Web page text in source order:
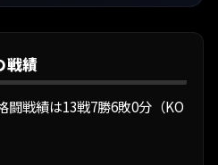
戦績
闘戦績は13戦7勝6敗0分（KO